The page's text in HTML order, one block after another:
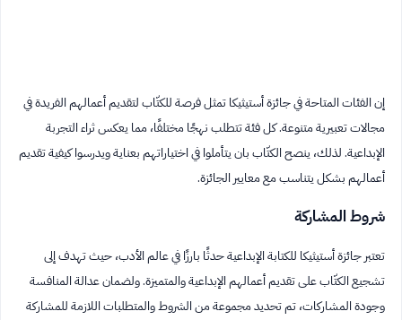
إن الفئات المتاحة في جائزة أستيثيكا تمثل فرصة للكتّاب لتقديم أعمالهم الفريدة في
مجالات تعبيرية متنوعة. كل فئة تتطلب نهجًا مختلفًا، مما يعكس ثراء التجربة
الإبداعية. لذلك، ينصح الكتّاب بان يتأملوا في اختياراتهم بعناية ويدرسوا كيفية تقديم
أعمالهم بشكل يتناسب مع معايير الجائزة.
شروط المشاركة
تعتبر جائزة أستيثيكا للكتابة الإبداعية حدثًا بارزًا في عالم الأدب، حيث تهدف إلى
تشجيع الكتّاب على تقديم أعمالهم الإبداعية والمتميزة. ولضمان عدالة المنافسة
وجودة المشاركات، تم تحديد مجموعة من الشروط والمتطلبات اللازمة للمشاركة